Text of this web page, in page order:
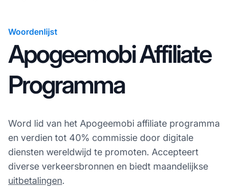
Woordenlijst
Apogeemobi Affiliate
Programma
Word lid van het Apogeemobi affiliate programma
en verdien tot 40% commissie door digitale
diensten wereldwijd te promoten. Accepteert
diverse verkeersbronnen en biedt maandelijkse
uitbetalingen.